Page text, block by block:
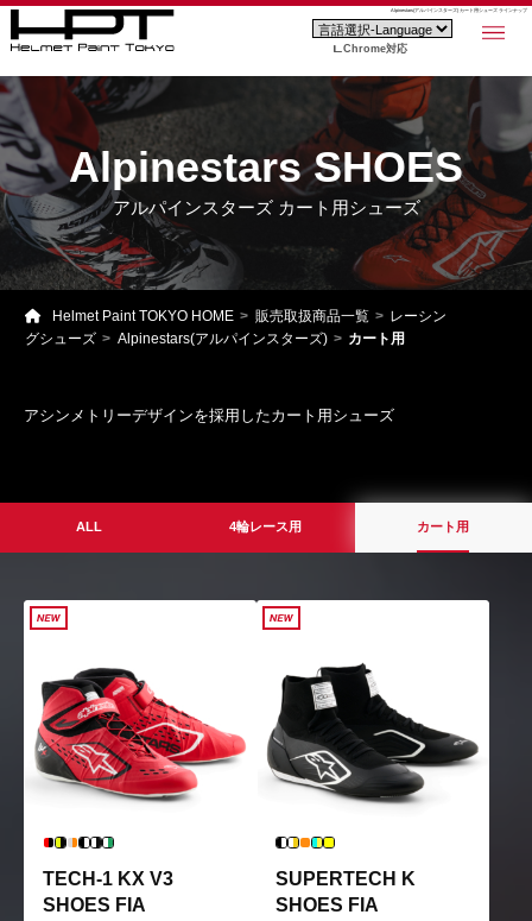
Alpinestars(アルパインスターズ) カート用シューズ ラインナップ
Chrome対応
Alpinestars SHOES
アルパインスターズ カート用シューズ
Helmet Paint TOKYO HOME 販売取扱商品一覧
レーシン
グシューズ
Alpinestars(アルパインスターズ) カート用
アシンメトリーデザインを採用したカート用シューズ
ALL 4輪レース用 カート用
TECH-1 KX V3
SHOES FIA
SUPERTECH K
SHOES FIA